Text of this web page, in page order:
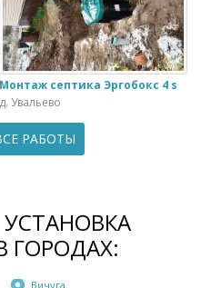
Монтаж септика Эргобокс 4 s
д. Увальево
РАБОТЫ
ГОРОДАХ:
Вичуга